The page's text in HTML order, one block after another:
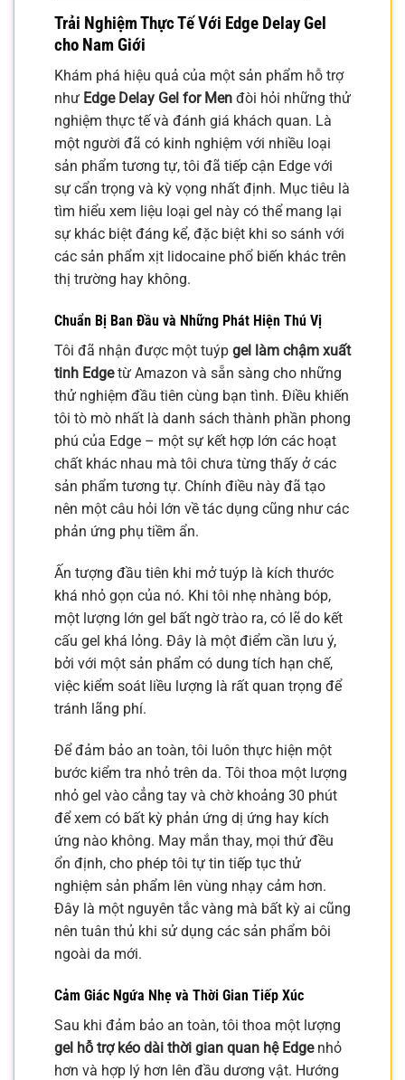
Trải Nghiệm Thực Tế Với Edge Delay Gel
cho Nam Giới
Khám phá hiệu quả của một sản phẩm hỗ trợ
như Edge Delay Gel for Men đòi hỏi những thử
nghiệm thực tế và đánh giá khách quan. Là
một người đã có kinh nghiệm với nhiều loại
sản phẩm tương tự, tôi đã tiếp cận Edge với
sự cẩn trọng và kỳ vọng nhất định. Mục tiêu là
tìm hiểu xem liệu loại gel này có thể mang lại
sự khác biệt đáng kể, đặc biệt khi so sánh với
các sản phẩm xịt lidocaine phổ biến khác trên
thị trường hay không.
Chuẩn Bị Ban Đầu và Những Phát Hiện Thú Vị
Tôi đã nhận được một tuýp gel làm chậm xuất
tinh Edgetừ Amazon và sẵn sàng cho những
thử nghiệm đầu tiên cùng bạn tình. Điều khiến
tôi tò mò nhất là danh sách thành phần phong
phú của Edge – một sự kết hợp lớn các hoạt
chất khác nhau mà tôi chưa từng thấy ở các
sản phẩm tương tự. Chính điều này đã tạo
nên một câu hỏi lớn về tác dụng cũng như các
phản ứng phụ tiềm ẩn.
Ấn tượng đầu tiên khi mở tuýp là kích thước
khá nhỏ gọn của nó. Khi tôi nhẹ nhàng bóp,
một lượng lớn gel bất ngờ trào ra, có lẽ do kết
cấu gel khá lỏng. Đây là một điểm cần lưu ý,
bởi với một sản phẩm có dung tích hạn chế,
việc kiểm soát liều lượng là rất quan trọng để
tránh lãng phí.
Để đảm bảo an toàn, tôi luôn thực hiện một
bước kiểm tra nhỏ trên da. Tôi thoa một lượng
nhỏ gel vào cẳng tay và chờ khoảng 30 phút
để xem có bất kỳ phản ứng dị ứng hay kích
ứng nào không. May mắn thay, mọi thứ đều
ổn định, cho phép tôi tự tin tiếp tục thử
nghiệm sản phẩm lên vùng nhạy cảm hơn.
Đây là một nguyên tắc vàng mà bất kỳ ai cũng
nên tuân thủ khi sử dụng các sản phẩm bôi
ngoài da mới.
Cảm Giác Ngứa Nhẹ và Thời Gian Tiếp Xúc
Sau khi đảm bảo an toàn, tôi thoa một lượng
gel hỗ trợ kéo dài thời gian quan hệ Edgenhỏ
hơn và hợp lý hơn lên đầu dương vật. Hướng